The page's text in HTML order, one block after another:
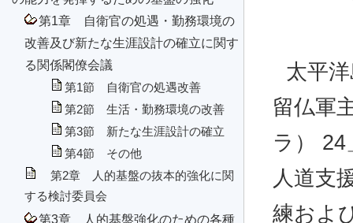
第1章 自衛官の処遇・勤務環境の
改善及び新たな生涯設計の確立に関す
る関係閣僚会議
第1節 自衛官の処遇改善
第2節 生活・勤務環境の改善
第3節 新たな生涯設計の確立
第4節 その他
第2章 人的基盤の抜本的強化に関
する検討委員会
第3章 人的基盤強化のための各種
太平
留仏軍
ラ）
人道支
練およ